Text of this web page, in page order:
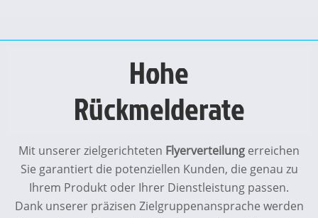
Hohe
Rückmelderate
Mit unserer zielgerichteten Flyerverteilung erreichen
Sie garantiert die potenziellen Kunden, die genau zu
Ihrem Produkt oder Ihrer Dienstleistung passen.
Dank unserer präzisen Zielgruppenansprache werden